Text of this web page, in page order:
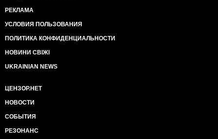
РЕКЛАМА
УСЛОВИЯ ПОЛЬЗОВАНИЯ
ПОЛИТИКА КОНФИДЕНЦИАЛЬНОСТИ
НОВИНИ СВІЖІ
UKRAINIAN NEWS
ЦЕНЗОР.НЕТ
НОВОСТИ
СОБЫТИЯ
РЕЗОНАНС